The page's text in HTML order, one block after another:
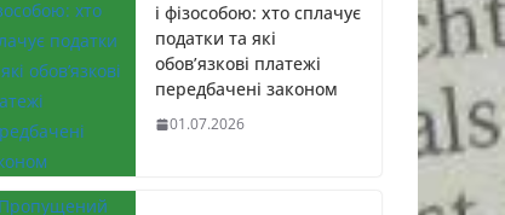
і фізособою: хто сплачує
податки та які
обов’язкові платежі
передбачені законом
01.07.2026